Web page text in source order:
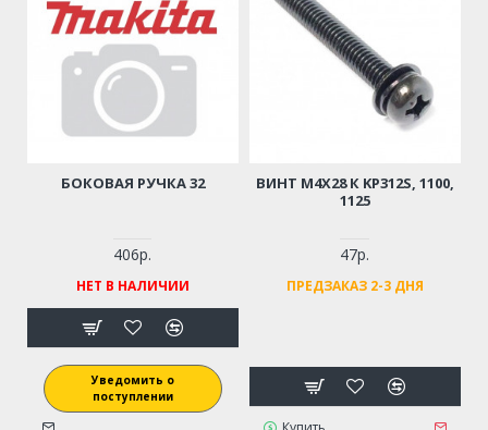
БОКОВАЯ РУЧКА 32
406р.
НЕТ В НАЛИЧИИ
Уведомить о
поступлении
ВИНТ M4X28 К KP312S, 1100,
1125
47р.
ПРЕДЗАКАЗ 2-3 ДНЯ